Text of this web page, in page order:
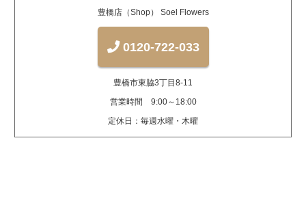
豊橋店（Shop） Soel Flowers
0120-722-033
豊橋市東脇3丁目8-11
営業時間 9:00～18:00
定休日：毎週水曜・木曜